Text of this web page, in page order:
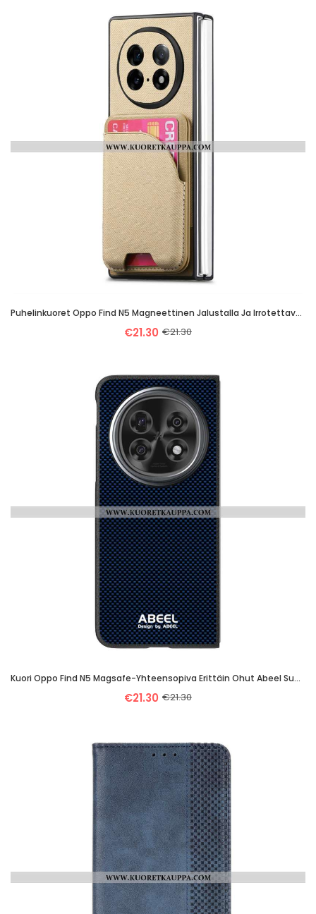
Puhelinkuoret Oppo Find N5 Magneettinen Jalustalla Ja Irrotettavalla Pussilla
€21.30 €21.30
Kuori Oppo Find N5 Magsafe-Yhteensopiva Erittäin Ohut Abeel Suojakuori
€21.30 €21.30